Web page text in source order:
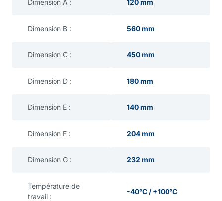
Dimension A : 120 mm
Dimension B : 560 mm
Dimension C : 450 mm
Dimension D : 180 mm
Dimension E : 140 mm
Dimension F : 204 mm
Dimension G : 232 mm
Température de
travail :
-40°C / +100°C